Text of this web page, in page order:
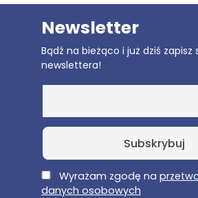
Newsletter
Bądź na bieżąco i już dziś zapisz
newslettera!
E-MailWyrażam zgodę na
danych osobowych